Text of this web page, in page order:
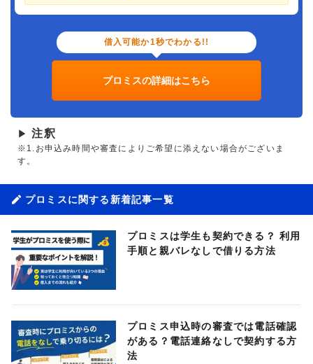
借入可能か1秒でわかる!!
プロミスの詳細はこちら
▶ 注釈
※1.お申込み時間や審査によりご希望に添えない場合がございま
す。
プロミスに関する新着記事一覧
プロミスは学生も契約できる？ 利用
手順と親バレなしで借りる方法
プロミス申込時の審査では電話確認
がある？電話連絡なしで契約する方
法